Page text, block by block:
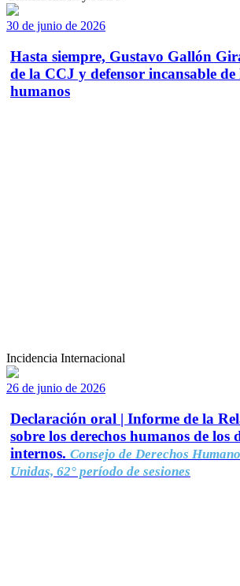
30 de junio de 2026
Hasta siempre, Gustavo Gallón
de la CCJ y defensor incansable de
humanos
Incidencia Internacional
26 de junio de 2026
Declaración oral | Informe de la
sobre los derechos humanos de los
internos. Consejo de Derechos
Unidas, 62° período de sesiones